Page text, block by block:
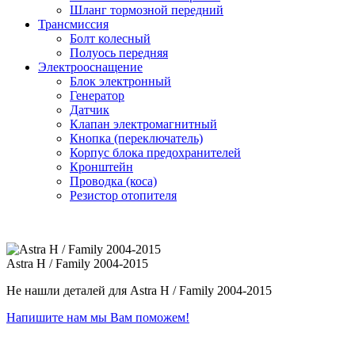
Шланг тормозной передний
Трансмиссия
Болт колесный
Полуось передняя
Электрооснащение
Блок электронный
Генератор
Датчик
Клапан электромагнитный
Кнопка (переключатель)
Корпус блока предохранителей
Кронштейн
Проводка (коса)
Резистор отопителя
Astra H / Family 2004-2015
Не нашли деталей для Astra H / Family 2004-2015
Напишите нам мы Вам поможем!